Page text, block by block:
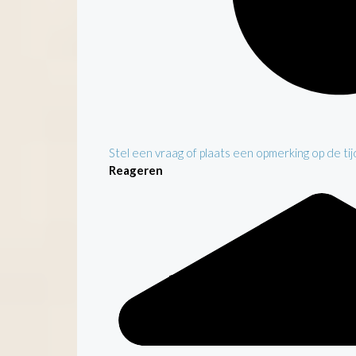
Stel een vraag of plaats een opmerking op de
Reageren